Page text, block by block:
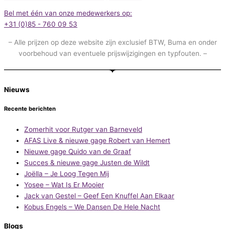
Bel met één van onze medewerkers op:
+31 (0)85 - 760 09 53
– Alle prijzen op deze website zijn exclusief BTW, Buma en onder
voorbehoud van eventuele prijswijzigingen en typfouten. –
Nieuws
Recente berichten
Zomerhit voor Rutger van Barneveld
AFAS Live & nieuwe gage Robert van Hemert
Nieuwe gage Quido van de Graaf
Succes & nieuwe gage Justen de Wildt
Joëlla – Je Loog Tegen Mij
Yosee – Wat Is Er Mooier
Jack van Gestel – Geef Een Knuffel Aan Elkaar
Kobus Engels – We Dansen De Hele Nacht
Blogs